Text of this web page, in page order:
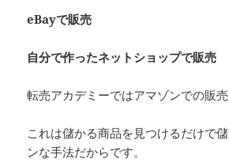
eBayで販売
自分で作ったネットショップで販売
転売アカデミーではアマゾンでの販
これは儲かる商品を見つけるだけで
ンな手法だからです。